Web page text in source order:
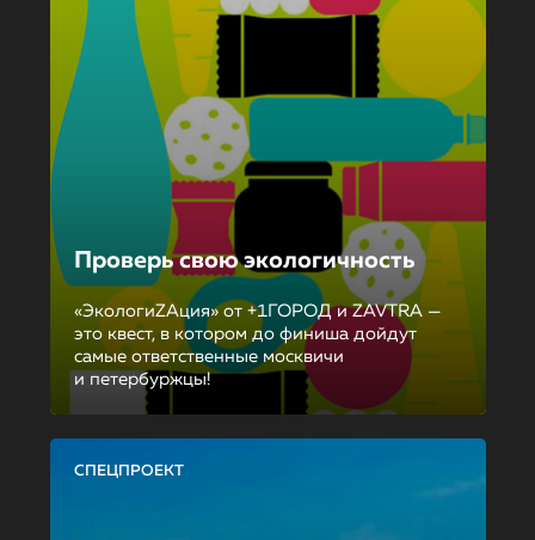
Проверь свою экологичность
«ЭкологиZAция» от +1ГОРОД и ZAVTRA —
это квест, в котором до финиша дойдут
самые ответственные москвичи
и петербуржцы!
СПЕЦПРОЕКТ